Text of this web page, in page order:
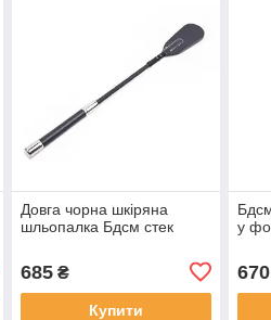
Довга чорна шкіряна
шльопалка Бдсм стек
685₴
Купити
у
670